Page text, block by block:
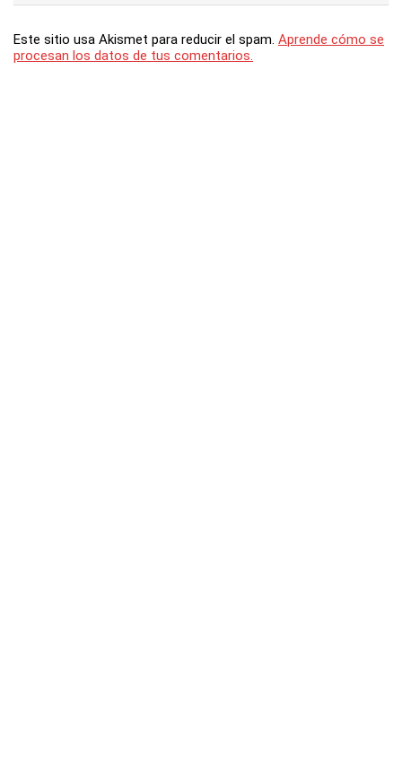
Este sitio usa Akismet para reducir el spam. Aprende cómo se
procesan los datos de tus comentarios.